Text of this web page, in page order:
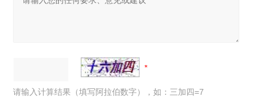
请输入计算结果（填写阿拉伯数字），如：三加四=7